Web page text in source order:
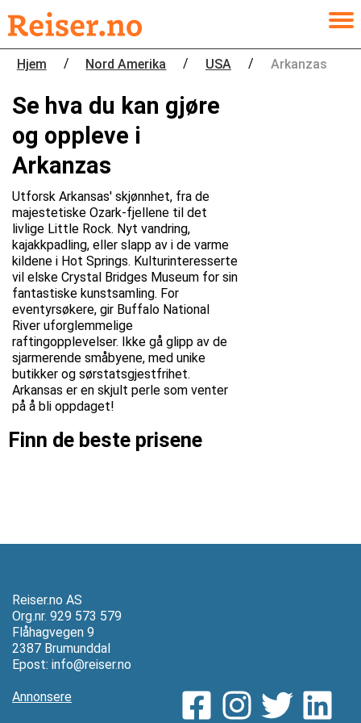
Hjem / Nord Amerika / USA / Arkanzas
Se hva du kan gjøre
og oppleve i
Arkanzas
Utforsk Arkansas' skjønnhet, fra de
majestetiske Ozark-fjellene til det
livlige Little Rock. Nyt vandring,
kajakkpadling, eller slapp av i de varme
kildene i Hot Springs. Kulturinteresserte
vil elske Crystal Bridges Museum for sin
fantastiske kunstsamling. For
eventyrsøkere, gir Buffalo National
River uforglemmelige
raftingopplevelser. Ikke gå glipp av de
sjarmerende småbyene, med unike
butikker og sørstatsgjestfrihet.
Arkansas er en skjult perle som venter
på å bli oppdaget!
Finn de beste prisene
Reiser.no AS
Org.nr. 929 573 579
Flåhagvegen 9
2387 Brumunddal
Epost: info@reiser.no
Annonsere